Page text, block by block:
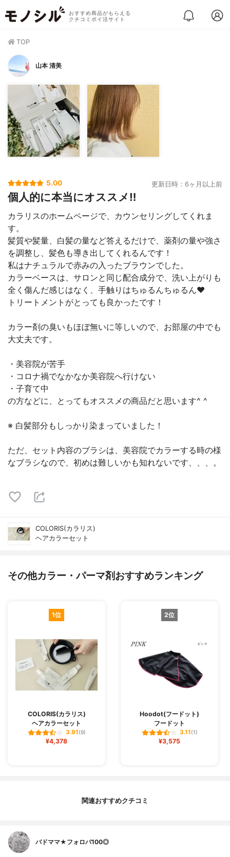
おすすめ商品がもらえる
クチコミポイ活サイト
TOP
山本 清美
5.00 更新日時：6ヶ月以上前
個人的に本当にオススメ‼︎
カラリスのホームページで、カウンセリングしてくれま
す。
髪質や髪量、白髪の量など答えるだけで、薬剤の量や強さ
を調整し、髪色も導き出してくれるんです！
私はナチュラルで赤みの入ったブラウンでした。
カラーベースは、サロンと同じ配合成分で、洗い上がりも
全く傷んだ感じはなく、手触りはちゅるんちゅるん❤︎
トリートメントがとっても良かったです！
カラー剤の臭いもほぼ無いに等しいので、お部屋の中でも
大丈夫です。
・美容院が苦手
・コロナ禍でなかなか美容院へ行けない
・子育て中
の方などに、とってもオススメの商品だと思います^ ^
※ 白髪部分もしっかり染まっていました！
ただ、セット内容のブラシは、美容院でカラーする時の様
なブラシなので、初めは難しいかも知れないです、、、。
COLORIS(カラリス)
ヘアカラーセット
その他カラー・パーマ剤おすすめランキング
1位
COLORIS(カラリス)
ヘアカラーセット
3.91(9)
¥4,378
2位
Hoodot(フードット)
フードット
3.11(1)
¥3,575
関連おすすめクチコミ
バドママ★フォロバ100◎